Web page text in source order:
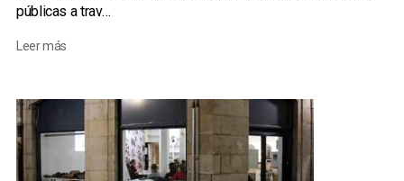
públicas a trav…
Leer más